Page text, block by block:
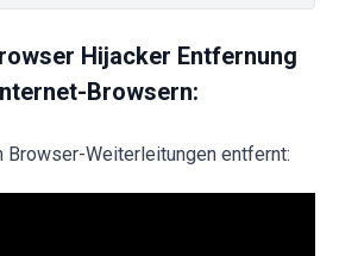
Hijacker Entfernung
Browsern:
Browser-Weiterleitungen entfernt: